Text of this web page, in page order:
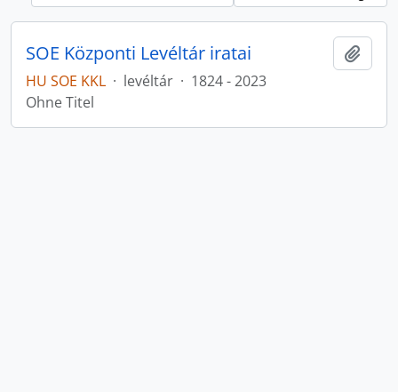
SOE Központi Levéltár iratai
HU SOE KKL · levéltár · 1824 - 2023
Ohne Titel